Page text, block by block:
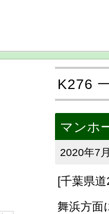
K276
マンホ
2020年7
[千葉県
舞浜方面